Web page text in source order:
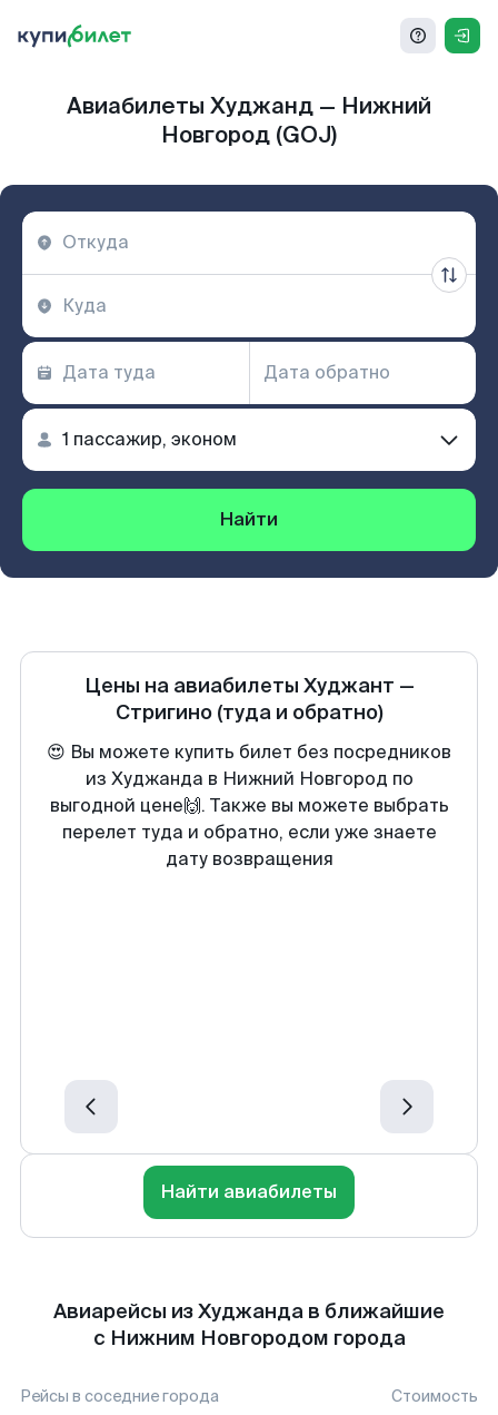
Авиабилеты Худжанд — Нижний
Новгород (GOJ)
Найти
Цены на авиабилеты Худжант —
Стригино (туда и обратно)
😍 Вы можете купить билет без посредников
из Худжанда в Нижний Новгород по
выгодной цене🙌. Также вы можете выбрать
перелет туда и обратно, если уже знаете
дату возвращения
Найти авиабилеты
Авиарейсы из Худжанда в ближайшие
с Нижним Новгородом города
Рейсы в соседние города Стоимость